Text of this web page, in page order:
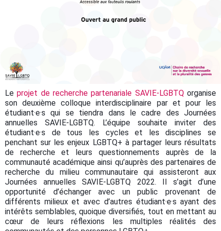
Leprojet de recherche partenariale SAVIE-LGBTQorganise
son deuxième colloque interdisciplinaire par et pour les
étudiant·e·s qui se tiendra dans le cadre des Journées
annuelles SAVIE-LGBTQ. L’équipe souhaite inviter des
étudiant·e·s de tous les cycles et les disciplines se
penchant sur les enjeux LGBTQ+ à partager leurs résultats
de recherche et leurs questionnements auprès de la
communauté académique ainsi qu’auprès des partenaires de
recherche du milieu communautaire qui assisteront aux
Journées annuelles SAVIE-LGBTQ 2022. Il s’agit d’une
opportunité d’échanger avec un public provenant de
différents milieux et avec d’autres étudiant·e·s ayant des
intérêts semblables, quoique diversifiés, tout en mettant au
cœur de leurs réflexions les multiples réalités des